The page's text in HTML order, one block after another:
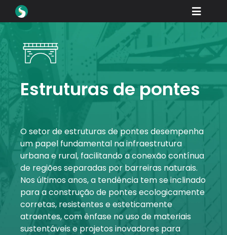
Toggle
Downloads
Vitrine
Setores
Empresa
Portal do revendedor
Suporte
Estruturas de pontes
O setor de estruturas de pontes desempenha
um papel fundamental na infraestrutura
urbana e rural, facilitando a conexão contínua
de regiões separadas por barreiras naturais.
Nos últimos anos, a tendência tem se inclinado
para a construção de pontes ecologicamente
corretas, resistentes e esteticamente
atraentes, com ênfase no uso de materiais
sustentáveis e projetos inovadores para